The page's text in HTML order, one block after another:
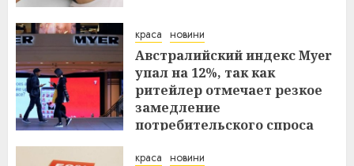
краса новини
Австралийский индекс Myer
упал на 12%, так как
ритейлер отмечает резкое
замедление
потребительского спроса
краса новини